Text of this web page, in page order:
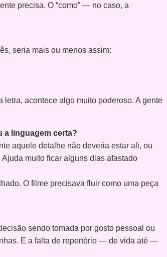
precisa. O “como” — no caso, a
seria mais ou menos assim:
acontece algo muito poderoso. A gente
a linguagem certa?
aquele detalhe não deveria estar ali, ou
muito ficar alguns dias afastado
O filme precisava fluir como uma peça
sendo tomada por gosto pessoal ou
E a falta de repertório — de vida até —